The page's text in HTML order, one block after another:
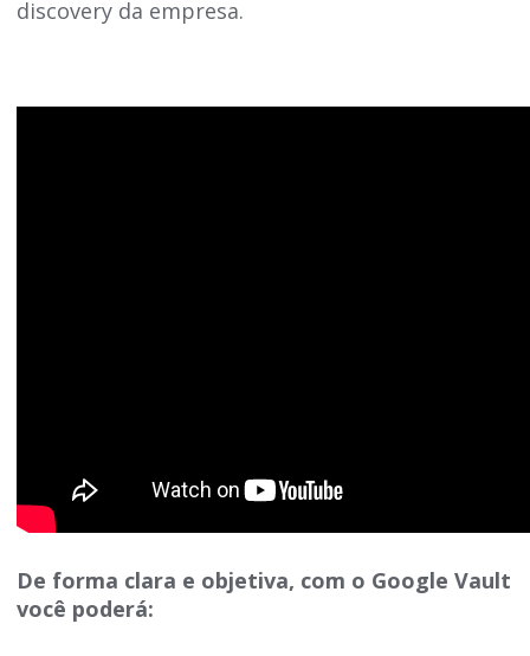
discovery da empresa.
De forma clara e objetiva, com o Google Vault
você poderá: